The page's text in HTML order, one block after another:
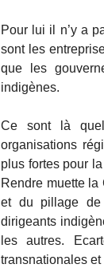
Pour lui il n’y a
sont les
que les
indigènes.
Ce sont là
organisations
plus fortes pour
Rendre muette la
et du pillage de
dirigeants
les autres.
transnationales